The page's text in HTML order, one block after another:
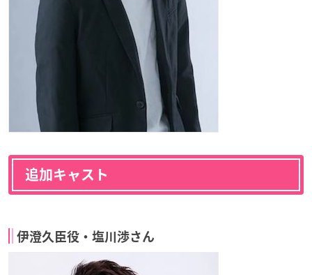
追加キャスト
伊澄久臣役・塩川渉さん